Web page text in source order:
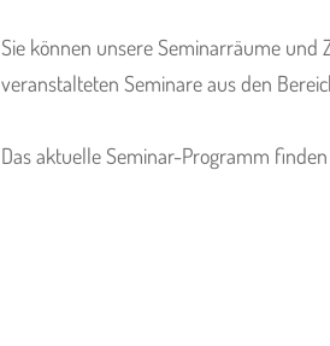
Sie können unsere Seminarräume und
veranstalteten Seminare aus den
Das aktuelle Seminar-Programm